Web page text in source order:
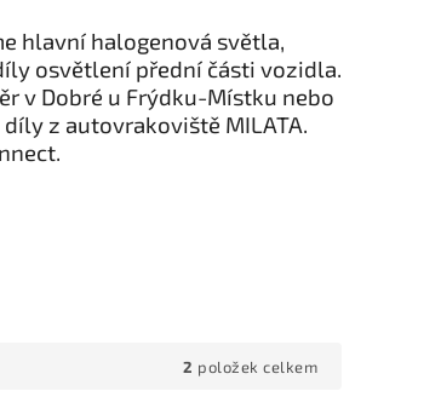
hlavní halogenová světla,
osvětlení přední části vozidla.
v Dobré u Frýdku-Místku nebo
z autovrakoviště MILATA.
2 položek celkem